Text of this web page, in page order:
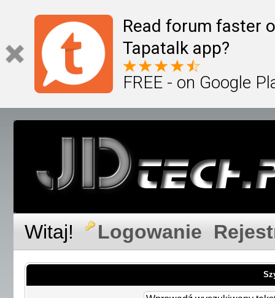
Read forum faster
Tapatalk app?
FREE - on Google
Witaj! Logowanie